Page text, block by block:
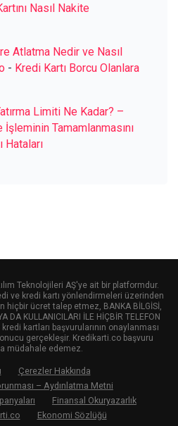
Nasıl Nakite
Atlatma Nedir ve Nasıl
- Kredi Kartı Borcu Olanlara
Limiti Ne Kadar? –
İşleminin Tamamlanmasını
Hataları
Teknolojileri AŞ'ye ait bir platformdur.
ve kredi kartı yönlendirmeleri üzerinden
ücret talep etmez, BANKA BİLGİSİ,
DA KULLANICILARI İLE HİÇBİR TELEFON
kartları başvurularının onaylanması
gerçekleşir. Kredikarti.co başvuru
müdahale edemez.
Çerezler Hakkında
– Aydınlatma Metni
Finansal Okuryazarlık
Ekonomi Sözlüğü